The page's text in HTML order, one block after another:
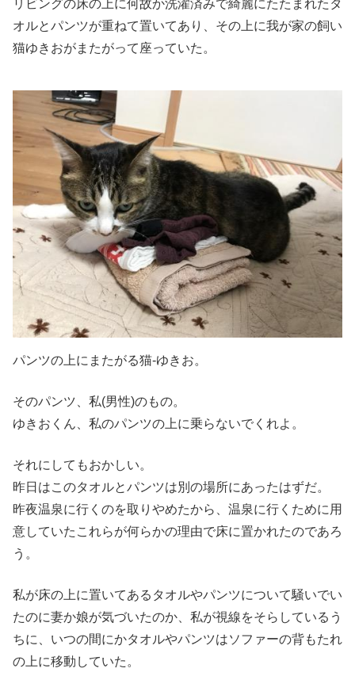
リビングの床の上に何故か洗濯済みで綺麗にたたまれたタ
オルとパンツが重ねて置いてあり、その上に我が家の飼い
猫ゆきおがまたがって座っていた。
パンツの上にまたがる猫-ゆきお。
そのパンツ、私(男性)のもの。
ゆきおくん、私のパンツの上に乗らないでくれよ。
それにしてもおかしい。
昨日はこのタオルとパンツは別の場所にあったはずだ。
昨夜温泉に行くのを取りやめたから、温泉に行くために用
意していたこれらが何らかの理由で床に置かれたのであろ
う。
私が床の上に置いてあるタオルやパンツについて騒いでい
たのに妻か娘が気づいたのか、私が視線をそらしているう
ちに、いつの間にかタオルやパンツはソファーの背もたれ
の上に移動していた。